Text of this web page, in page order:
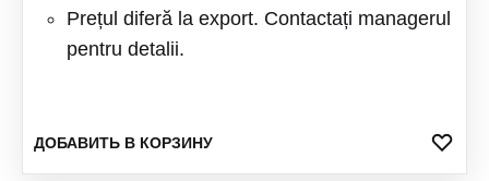
Prețul diferă la export. Contactați managerul
pentru detalii.
ДОБАВИТЬ В КОРЗИНУ